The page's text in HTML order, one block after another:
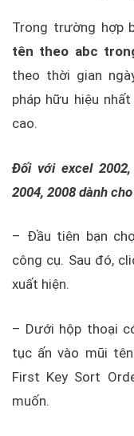
Trong trường hợp
tên theo abc
theo thời gian
pháp hữu hiệu
cao.
Đối với excel
2004, 2008 dành
– Đầu tiên bạn
công cụ. Sau đó,
xuất hiện.
– Dưới hộp thoại
tục ấn vào mũi
First Key Sort
muốn.